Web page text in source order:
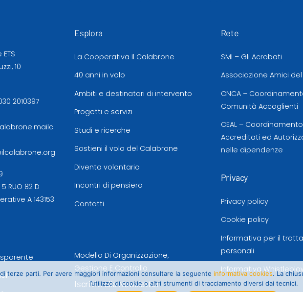
10
2010397
RUO 82 D
A 143153
Esplora
La Cooperativa Il Calabrone
40 anni in volo
Ambiti e destinatari di intervento
Progetti e servizi
Studi e ricerche
Sostieni il volo del Calabrone
Diventa volontario
Incontri di pensiero
Contatti
Modello Di Organizzazione,
Gestione E Controllo
Rete
SMI – Gli Acrobati
Associazione Amici
CNCA –
Comunità Accoglienti
CEAL –
Accreditati ed
nelle dipendenze
Privacy
Privacy policy
Cookie policy
Informativa per il
personali
Informativa
Iscriviti alla Newsletter
terze parti. Per avere maggiori informazioni consultare la seguente informativa cookies. La
l’utilizzo di cookie o altri strumenti di tracciamento diversi dai tecnici.